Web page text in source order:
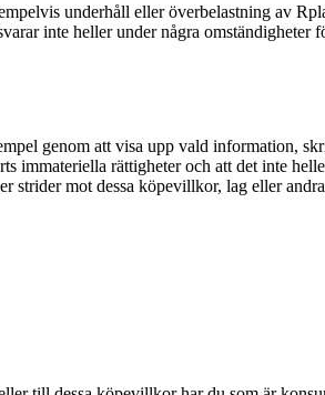
underhåll eller överbelastning av
inte heller under några
genom att visa upp vald information,
rättigheter och att det inte
mot dessa köpevillkor, lag eller